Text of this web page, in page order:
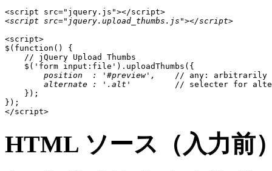
<script src="jquery.upload_thumbs.js"></script>
<script>
$(function() {
    // jQuery Upload Thumbs
    $('form input:file').uploadThumbs({
position  : '#preview',
// any: arbitrarily
alternate : '.alt'
// selecter for
    });
});
</script>
HTML ソース（入力前